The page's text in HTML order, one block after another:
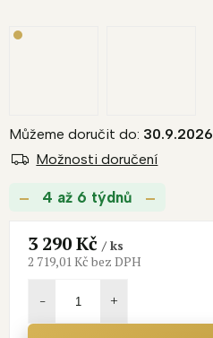
4 až 6 týdnů
Můžeme doručit do: 30.9.2026
Možnosti doručení
3 290 Kč/ ks
2 719,01 Kč bez DPH